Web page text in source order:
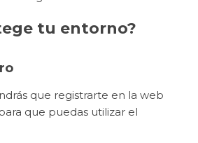
tu entorno?
que registrarte en la web
que puedas utilizar el